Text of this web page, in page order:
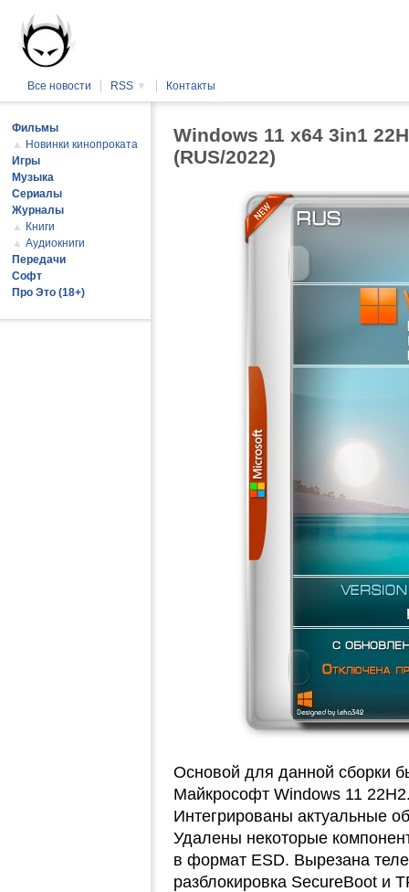
Все новости RSS ▼ Контакты
Windows 11 x64 3in1
(RUS/2022)
Основой для данной сборки
Майкрософт Windows 11
Интегрированы актуальные
Удалены некоторые
в формат ESD. Вырезана
разблокировка SecureBoot и
Фильмы
▲ Новинки кинопроката
Игры
Музыка
Сериалы
Журналы
▲ Книги
▲ Аудиокниги
Передачи
Софт
Про Это (18+)